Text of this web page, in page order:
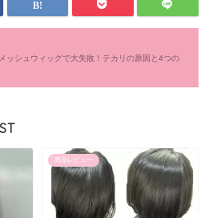
ッシュウィッグで大失敗！テカリの原因と4つの
商品レビュー